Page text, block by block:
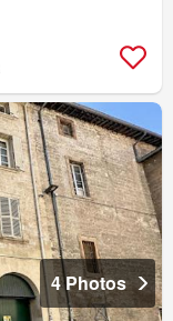
4 Photos